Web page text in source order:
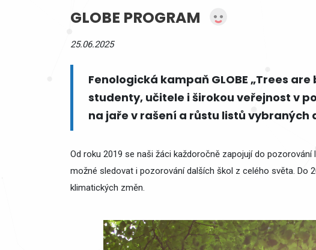
GLOBE PROGRAM
25.06.2025
Fenologická kampaň GLOBE „Trees
studenty, učitele i širokou veřejnost v
na jaře v rašení a růstu listů vybraných
Od roku 2019 se naši žáci každoročně zapojují do pozorování
možné sledovat i pozorování dalších škol z celého světa. Do
klimatických změn.